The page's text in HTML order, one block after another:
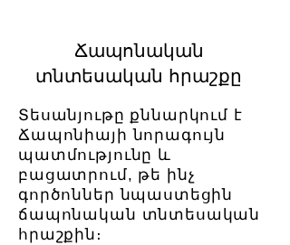
Ճապոնական
տնտեսական հրաշքը
Տեսանյութը քննարկում է
Ճապոնիայի նորագույն
պատմությունը և
բացատրում, թե ինչ
գործոններ նպաստեցին
ճապոնական տնտեսական
հրաշքին։